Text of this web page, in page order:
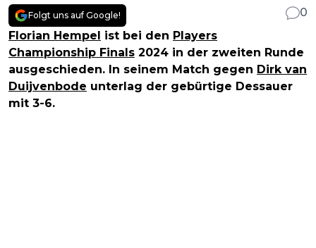
Folgt uns auf Google!
0
Florian Hempel ist bei den Players
Championship Finals 2024 in der zweiten Runde
ausgeschieden. In seinem Match gegen Dirk van
Duijvenbode unterlag der gebürtige Dessauer
mit 3-6.